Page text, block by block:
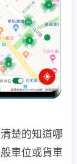
楚的知道哪
車位或貨車